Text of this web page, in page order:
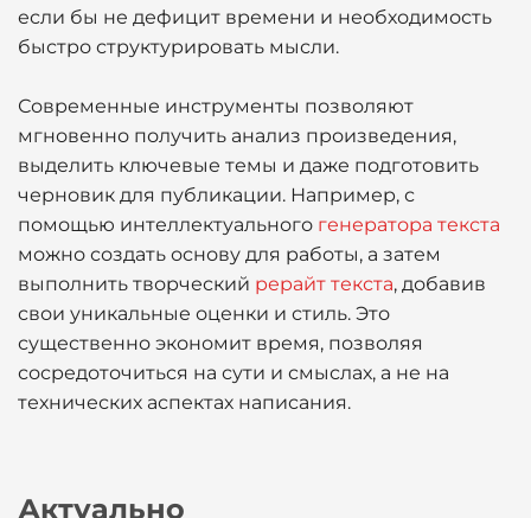
если бы не дефицит времени и необходимость
быстро структурировать мысли.
Современные инструменты позволяют
мгновенно получить анализ произведения,
выделить ключевые темы и даже подготовить
черновик для публикации. Например, с
помощью интеллектуального генератора текста
можно создать основу для работы, а затем
выполнить творческий рерайт текста, добавив
свои уникальные оценки и стиль. Это
существенно экономит время, позволяя
сосредоточиться на сути и смыслах, а не на
технических аспектах написания.
Актуально